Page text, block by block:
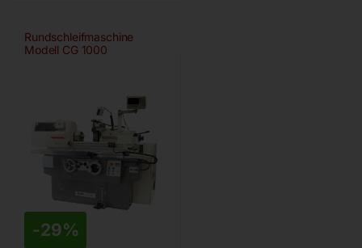
Rundschleifmaschine
Modell CG 1000
-29%